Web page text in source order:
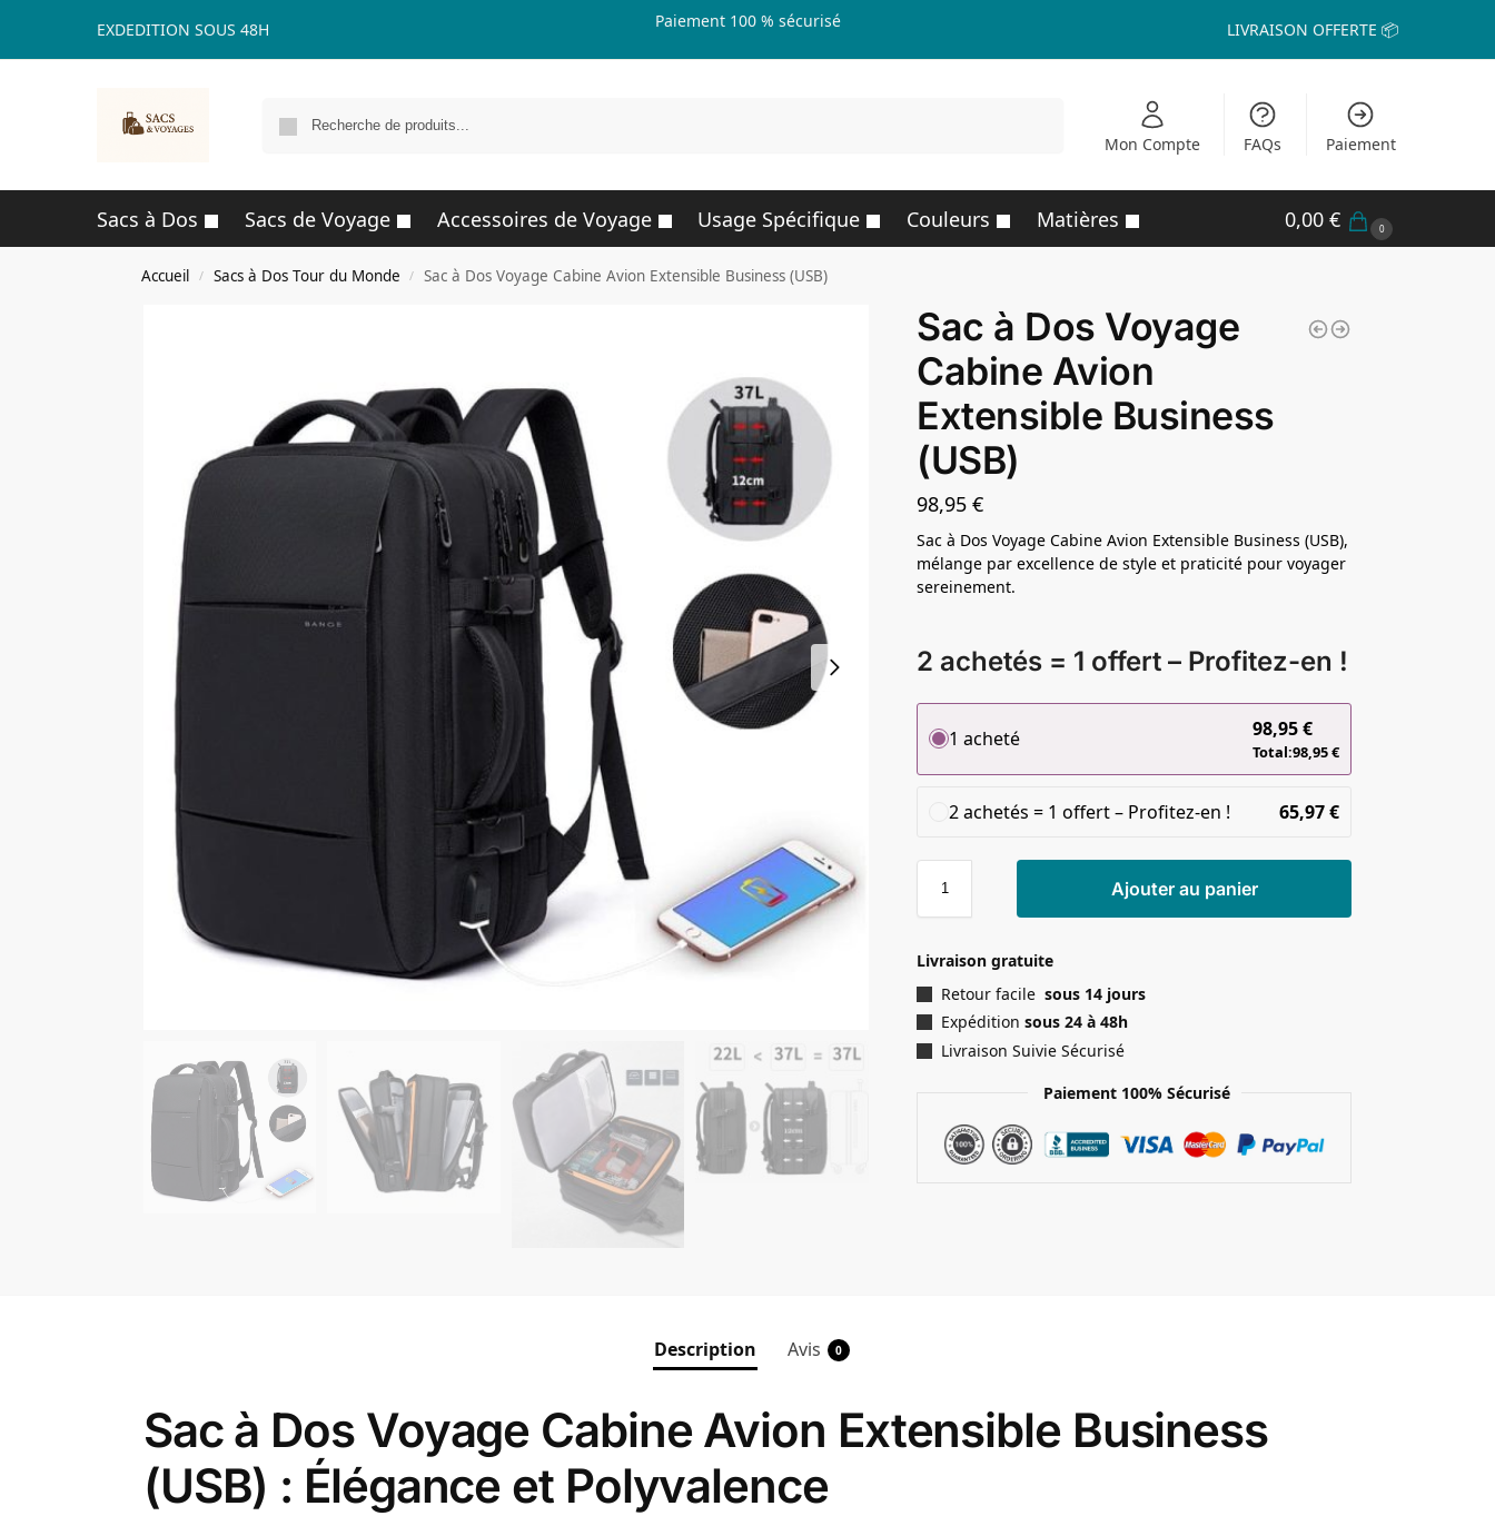
EXDEDITION SOUS 48H Paiement 100 % sécurisé LIVRAISON OFFERTE 📦
Mon Compte FAQs Paiement
Sacs à Dos Sacs de Voyage Accessoires de Voyage Usage Spécifique Couleurs Matières 0,00 € 0
Accueil / Sacs à Dos Tour du Monde / Sac à Dos Voyage Cabine Avion Extensible Business (USB)
Sac à Dos Voyage
Cabine Avion
Extensible Business
(USB)
98,95€
Sac à Dos Voyage Cabine Avion Extensible Business (USB),
mélange par excellence de style et praticité pour voyager
sereinement.
2 achetés = 1 offert – Profitez-en !
1 acheté 98,95€
Total:98,95€
2 achetés = 1 offert – Profitez-en ! 65,97€
Ajouter au panier
Livraison gratuite
Retour facilesous 14 jours
Expédition sous 24 à 48h
Livraison Suivie Sécurisé
Paiement 100% Sécurisé
Description Avis 0
Sac à Dos Voyage Cabine Avion Extensible Business
(USB) : Élégance et Polyvalence